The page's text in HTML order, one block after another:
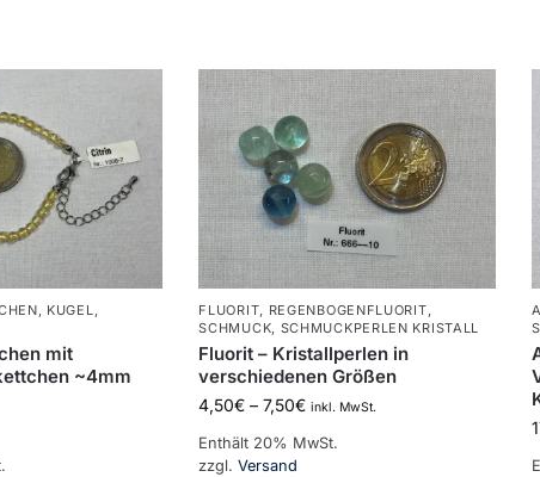
, KUGEL,
mit
~4mm
FLUORIT, REGENBOGENFLUORIT,
SCHMUCK, SCHMUCKPERLEN KRISTALL
Fluorit – Kristallperlen in
verschiedenen Größen
4,50€ –7,50€ inkl. MwSt.
Enthält 20% MwSt.
zzgl.Versand